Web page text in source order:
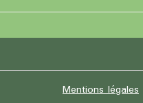
Mentions légales